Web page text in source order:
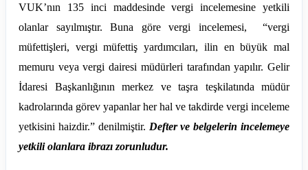
VUK’nın 135 inci maddesinde vergi incelemesine yetkili
olanlar sayılmıştır. Buna göre vergi incelemesi, “vergi
müfettişleri, vergi müfettiş yardımcıları, ilin en büyük mal
memuru veya vergi dairesi müdürleri tarafından yapılır. Gelir
İdaresi Başkanlığının merkez ve taşra teşkilatında müdür
kadrolarında görev yapanlar her hal ve takdirde vergi inceleme
yetkisini haizdir.” denilmiştir. Defter ve belgelerin incelemeye
yetkili olanlara ibrazı zorunludur.